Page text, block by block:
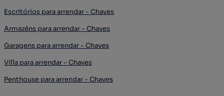
Escritórios para arrendar - Chaves
Armazéns para arrendar - Chaves
Garagens para arrendar - Chaves
Villa para arrendar - Chaves
Penthouse para arrendar - Chaves